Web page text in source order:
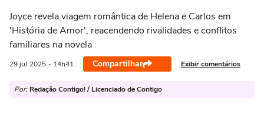
Joyce revela viagem romântica de Helena e Carlos em
'História de Amor', reacendendo rivalidades e conflitos
familiares na novela
29 jul 2025 - 14h41 Compartilhar Exibir comentários
Por: Redação Contigo! / Licenciado de Contigo